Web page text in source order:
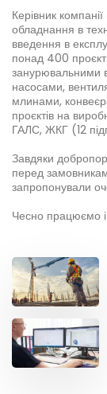
Керівник
обладнання в
введення в
понад 400
занурювальними
насосами,
млинами,
проєктів на
ГАЛС, ЖКГ (12
Завдяки
перед
запропонували
Чесно працюємо і